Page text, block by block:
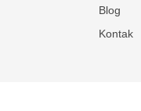
Blog
Kontak